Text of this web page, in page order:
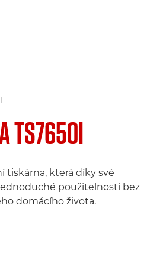
TS7650I
tiskárna, která díky své
použitelnosti bez
domácího života.